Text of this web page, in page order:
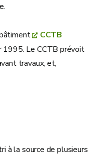
CCTB
1995. Le CCTB prévoit
travaux, et,
à la source de plusieurs